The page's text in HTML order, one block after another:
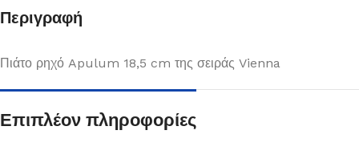
Περιγραφή
Πιάτο ρηχό Apulum 18,5 cm της σειράς Vienna
Επιπλέον πληροφορίες